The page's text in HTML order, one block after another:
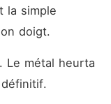
la simple
doigt.
Le métal heurta